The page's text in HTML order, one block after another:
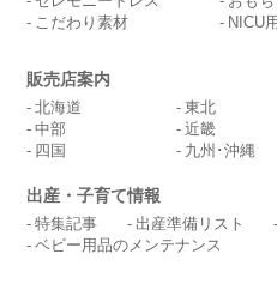
こだわり素材
NICU
販売店案内
北海道 東北
中部
近畿
四国
九州･沖縄
出産・子育て情報
特集記事 出産準備リスト
ベビー用品のメンテナンス